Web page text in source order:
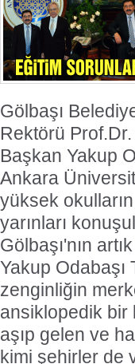
Gölbaşı
Rektörü
Başkan Yakup
Ankara
yüksek
yarınları
Gölbaşı'nın
Yakup Odabaşı
zenginliğin
ansiklopedik bir
aşıp gelen ve
kimi şehirler de